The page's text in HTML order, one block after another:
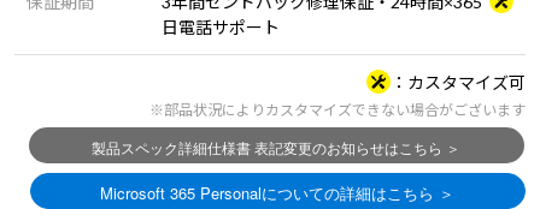
日電話サポート
カスタマイズ可
※部品状況によりカスタマイズできない場合がございます